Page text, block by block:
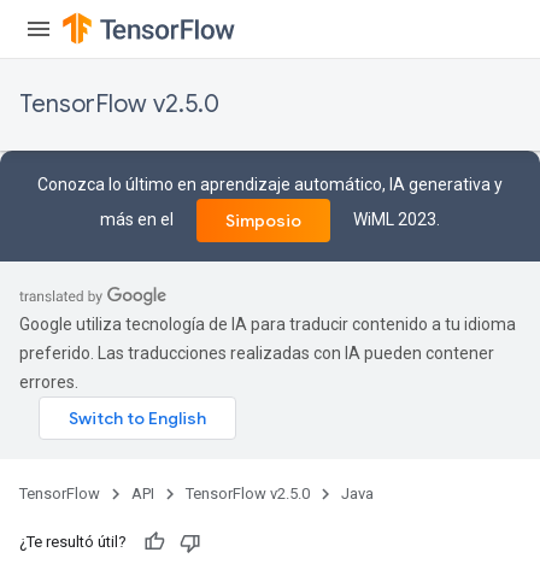
TensorFlow v2.5.0
Conozca lo último en aprendizaje automático, IA generativa y
más en el
Simposio WiML 2023.
Google utiliza tecnología de IA para traducir contenido a tu idioma
preferido. Las traducciones realizadas con IA pueden contener
errores.
TensorFlow API TensorFlow v2.5.0 Java
¿Te resultó útil?